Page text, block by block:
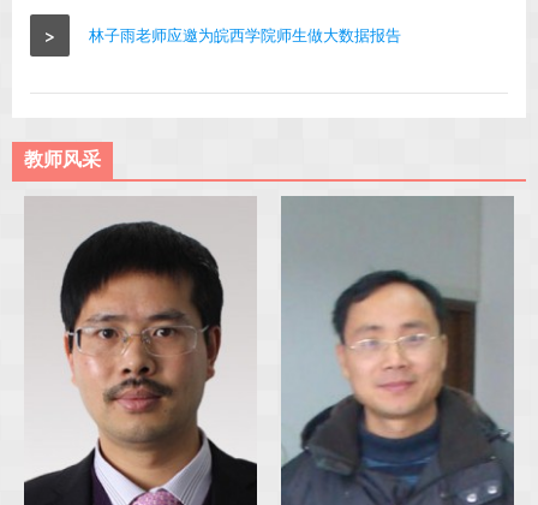
> 林子雨老师应邀为皖西学院师生做大数据报告
教师风采